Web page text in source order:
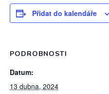
Přidat do kalendáře
PODROBNOSTI
Datum:
13 dubna, 2024